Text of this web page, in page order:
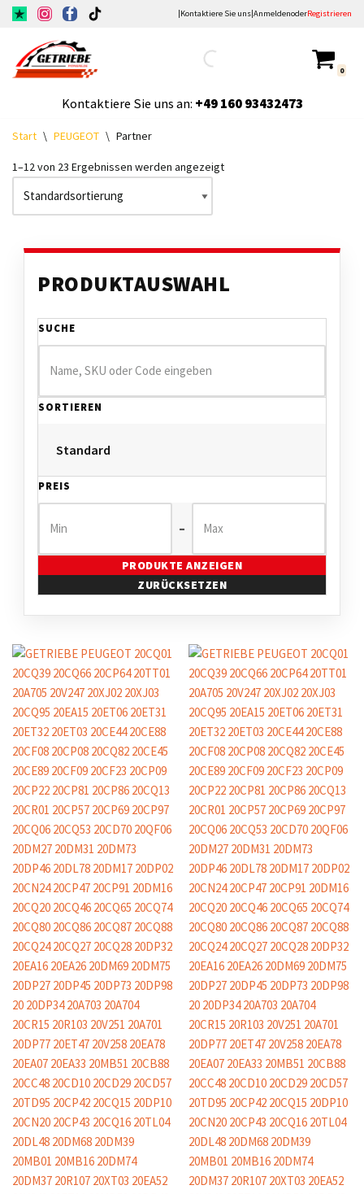
Inhalt
springen
|Kontaktiere Sie uns|AnmeldenoderRegistrieren
0
Kontaktiere Sie uns an: +49160 93432473
Start \ PEUGEOT \ Partner
1–12 von 23 Ergebnissen werden angezeigt
PRODUKTAUSWAHL
SUCHE
SORTIEREN
PREIS
–
PRODUKTE ANZEIGEN
ZURÜCKSETZEN